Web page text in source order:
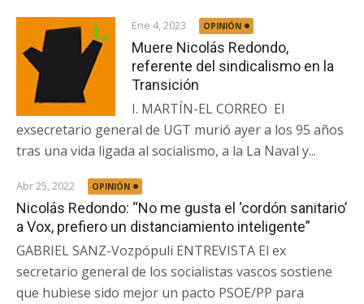
Ene 4, 2023 OPINIÓN
Muere Nicolás Redondo,
referente del sindicalismo en la
Transición
I. MARTÍN-EL CORREO El
exsecretario general de UGT murió ayer a los 95 años
tras una vida ligada al socialismo, a la La Naval y...
Abr 25, 2022 OPINIÓN
Nicolás Redondo: “No me gusta el ‘cordón sanitario’
a Vox, prefiero un distanciamiento inteligente”
GABRIEL SANZ-Vozpópuli ENTREVISTA El ex
secretario general de los socialistas vascos sostiene
que hubiese sido mejor un pacto PSOE/PP para